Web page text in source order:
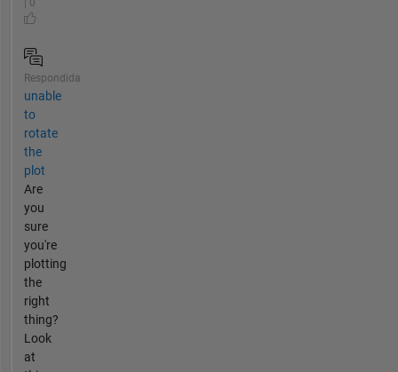
Respondida
unable
to
rotate
the
plot
Are
you
sure
you're
plotting
the
right
thing?
Look
at